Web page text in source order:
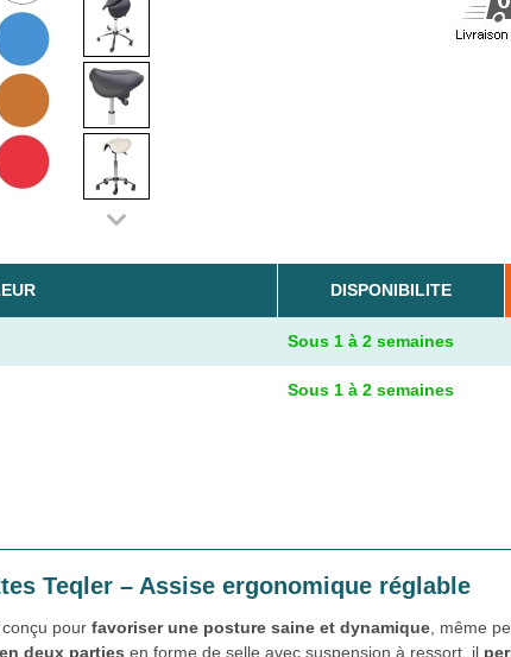
DISPONIBILITE
Sous 1 à 2 semaines
Sous 1 à 2 semaines
Teqler – Assise ergonomique réglable
pour favoriser une posture saine et dynamique , même
deux parties en forme de selle avec suspension à ressort, il